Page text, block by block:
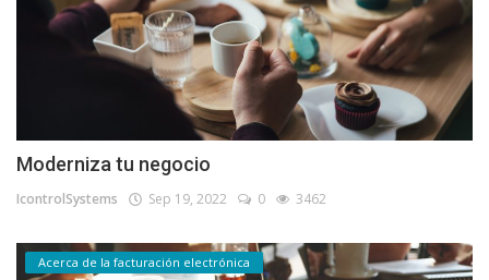
Moderniza tu negocio
IcontrolSystems Sep 19, 2022 0 3462
Acerca de la facturación electrónica